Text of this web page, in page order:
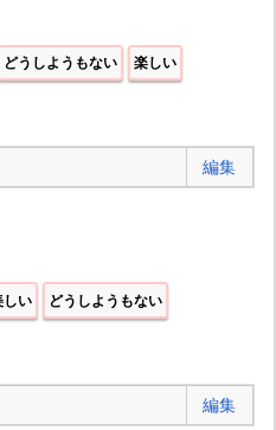
どうしようもない 楽しい
編集
しい どうしようもない
編集